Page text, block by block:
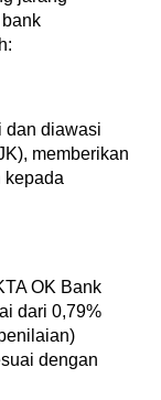
dan diawasi
memberikan
kepada
OK Bank
dari 0,79%
dengan